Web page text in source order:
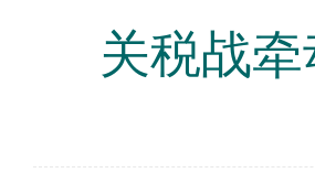
关税战